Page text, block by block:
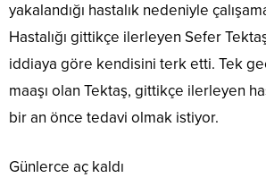
yakalandığı hastalık nedeniyle
Hastalığı gittikçe ilerleyen Sefer
iddiaya göre kendisini terk etti. Tek
maaşı olan Tektaş, gittikçe ilerleyen
bir an önce tedavi olmak istiyor.
Günlerce aç kaldı